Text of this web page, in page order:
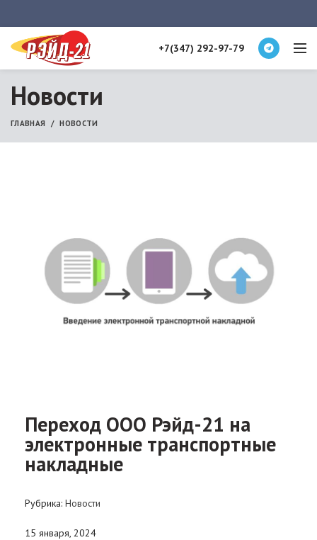
+7(347) 292-97-79
Новости
ГЛАВНАЯ НОВОСТИ
Переход ООО Рэйд-21 на
электронные транспортные
накладные
Рубрика: Новости
15 января, 2024